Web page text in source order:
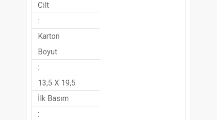
Cilt
:
Karton
Boyut
:
13,5 X 19,5
İlk Basım
: